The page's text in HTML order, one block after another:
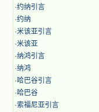
·约纳引言
·约纳
·米该亚引言
·米该亚
·纳鸿引言
·纳鸿
·哈巴谷引言
·哈巴谷
·索福尼亚引言